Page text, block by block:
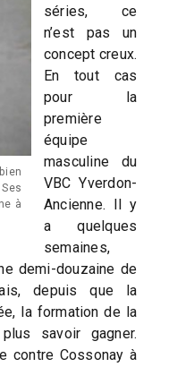
à
séries, ce
n’est pas un
concept creux.
En tout cas
pour la
première
équipe
masculine du
VBC Yverdon-
Ancienne. Il y
a quelques
semaines,
demi-douzaine de
depuis que la
la formation de la
savoir gagner.
contre Cossonay à